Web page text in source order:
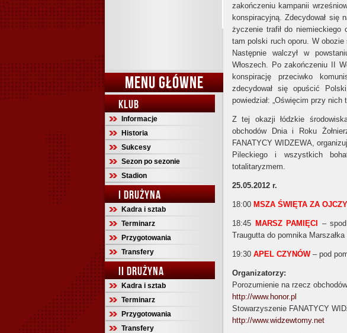
MENU GŁÓWNE
KLUB
Informacje
Historia
Sukcesy
Sezon po sezonie
Stadion
I DRUŻYNA
Kadra i sztab
Terminarz
Przygotowania
Transfery
II DRUŻYNA
Kadra i sztab
Terminarz
Przygotowania
Transfery
zakończeniu kampanii
konspiracyjną. Zdecydował się
życzenie trafił do niemieckiego
tam polski ruch oporu. W obozie
Następnie walczył w
Włoszech. Po zakończeniu II
konspirację przeciwko
zdecydował się opuścić
powiedział: „Oświęcim przy nich
Z tej okazji łódzkie
obchodów Dnia i Roku
FANATYCY WIDZEWA,
Pileckiego i wszystkich
totalitaryzmem.
25.05.2012 r.
18:00 MSZA ŚWIĘTA ZA
18:45 MARSZ PAMIĘCI
–
Traugutta do pomnika
19:30 APEL CZYNÓW– pod
Organizatorzy:
Porozumienie na rzecz
http://www.honor.pl
Stowarzyszenie FANATYCY
http://www.widzewtomy.net